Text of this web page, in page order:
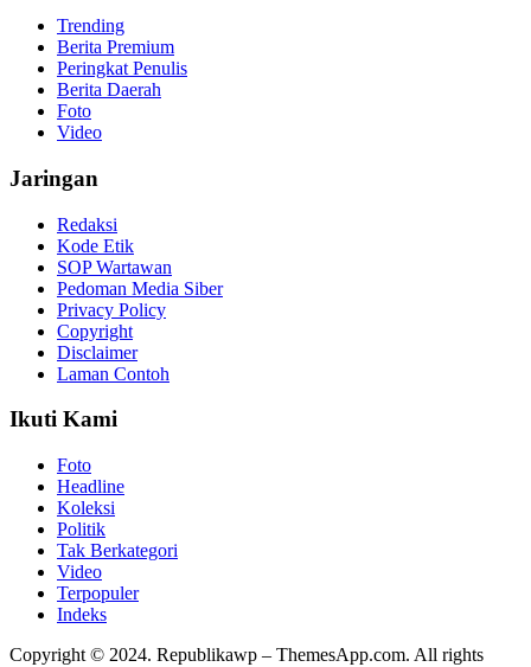
Trending
Berita Premium
Peringkat Penulis
Berita Daerah
Foto
Video
Jaringan
Redaksi
Kode Etik
SOP Wartawan
Pedoman Media Siber
Privacy Policy
Copyright
Disclaimer
Laman Contoh
Ikuti Kami
Foto
Headline
Koleksi
Politik
Tak Berkategori
Video
Terpopuler
Indeks
Copyright © 2024. Republikawp – ThemesApp.com. All rights